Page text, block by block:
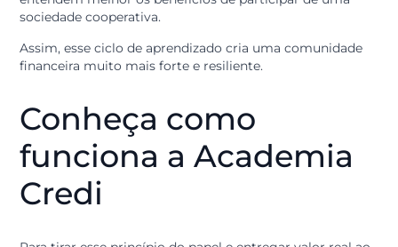
circule de forma transparente e que existam canais
Quando uma cooperativa investe em formar seus
Pessoas bem informadas utilizam o crédito de forma
mais consciente, investem com mais segurança e
entendem melhor os benefícios de participar de uma
sociedade cooperativa.